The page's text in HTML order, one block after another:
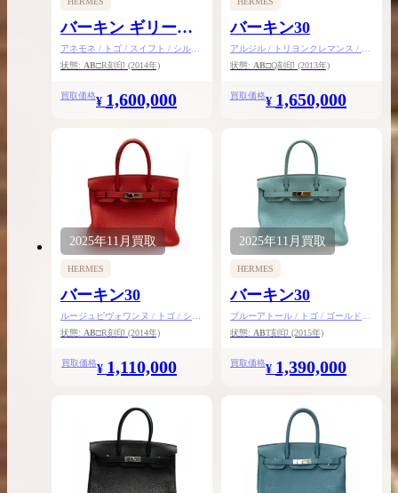
バーキン ギリーズ
30
アネモネ / トゴ / スイフト / シルバ
ー金具
状態: AB□R刻印 (2014年)
買取価格¥ 1,600,000
バーキン30
アルジル / トリヨンクレマンス / シ
ルバー金具
状態: AB□Q刻印 (2013年)
買取価格¥ 1,650,000
2025年11月 買取
HERMES
バーキン30
ルージュピヴォワンヌ / トゴ / シル
バー金具
状態: AB□R刻印 (2014年)
買取価格¥ 1,110,000
2025年11月 買取
HERMES
バーキン30
ブルーアトール / トゴ / ゴールド金
具
状態: ABT刻印 (2015年)
買取価格¥ 1,390,000